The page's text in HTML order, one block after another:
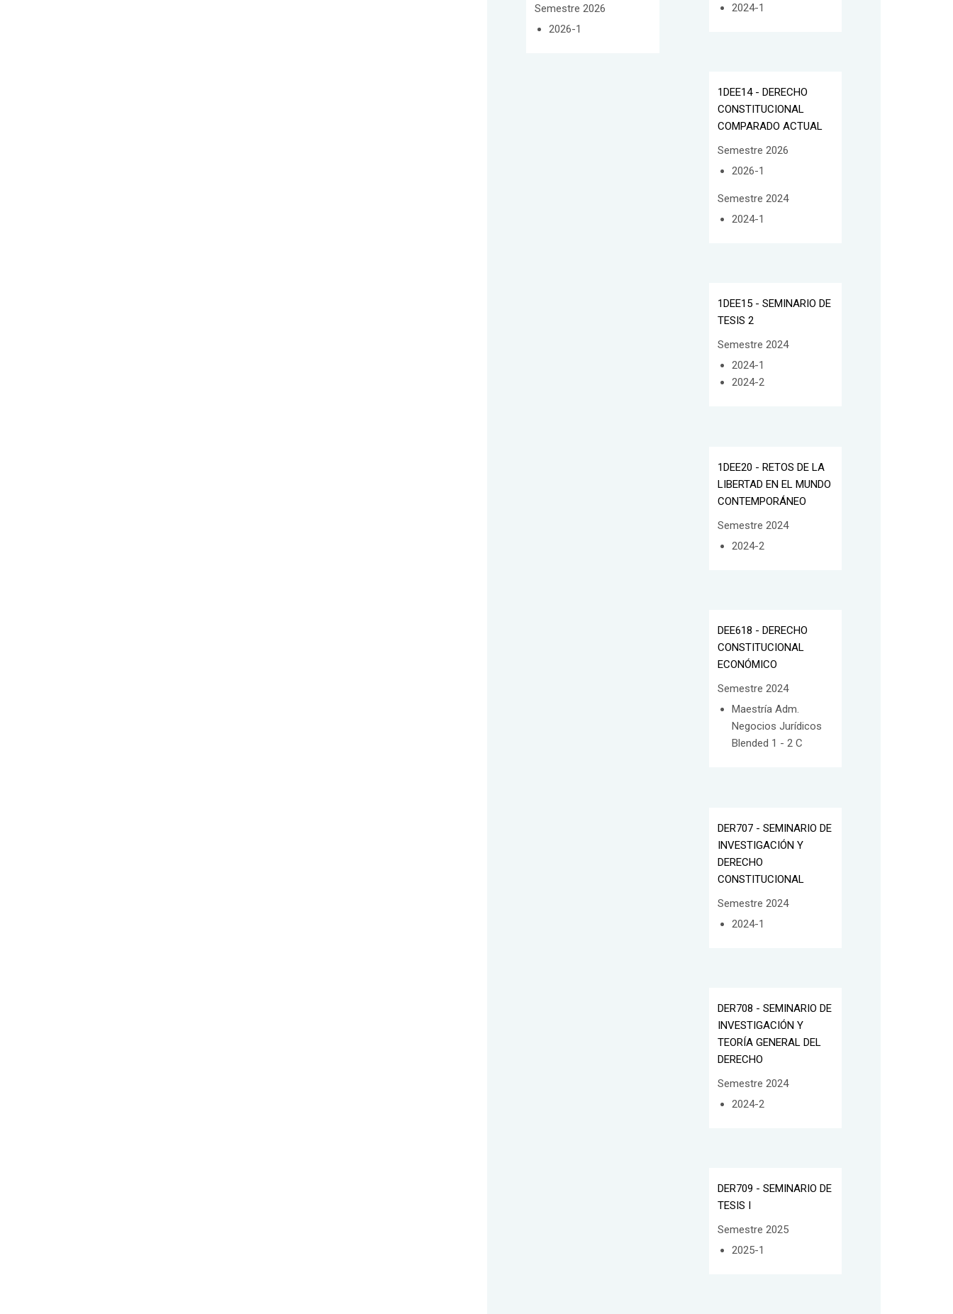
Semestre 2026
2026-1
2024-1
1DEE14 - DERECHO
CONSTITUCIONAL
COMPARADO ACTUAL
Semestre 2026
2026-1
Semestre 2024
2024-1
1DEE15 - SEMINARIO DE
TESIS 2
Semestre 2024
2024-1
2024-2
1DEE20 - RETOS DE LA
LIBERTAD EN EL MUNDO
CONTEMPORÁNEO
Semestre 2024
2024-2
DEE618 - DERECHO
CONSTITUCIONAL
ECONÓMICO
Semestre 2024
Maestría Adm.
Negocios Jurídicos
Blended 1 - 2 C
DER707 - SEMINARIO DE
INVESTIGACIÓN Y
DERECHO
CONSTITUCIONAL
Semestre 2024
2024-1
DER708 - SEMINARIO DE
INVESTIGACIÓN Y
TEORÍA GENERAL DEL
DERECHO
Semestre 2024
2024-2
DER709 - SEMINARIO DE
TESIS I
Semestre 2025
2025-1